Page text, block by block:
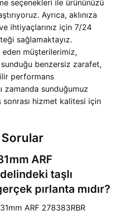
seçenekleri ile ürününüzü
Ayrıca, aklınıza
ihtiyaçlarınız için 7/24
sağlamaktayız.
eden müşterilerimiz,
benzersiz zarafet,
performans
zamanda sunduğumuz
hizmet kalitesi için
Sorular
ARF
taşlı
pırlanta mıdır?
ARF 278383RBR